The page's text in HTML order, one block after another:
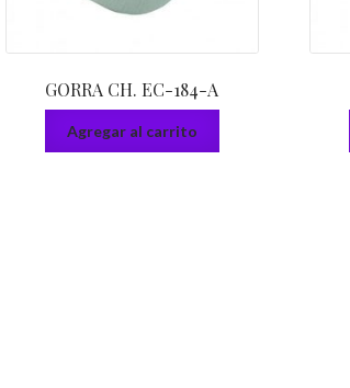
GORRA CH. EC-184-A
Agregar al carrito